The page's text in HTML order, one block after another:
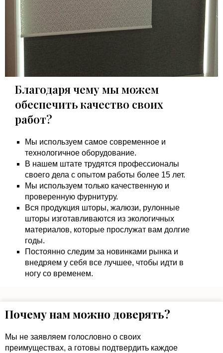
Благодаря чему мы можем
обеспечить качество своих
работ?
Мы используем самое современное и
технологичное оборудование.
В нашем штате трудятся профессионалы
своего дела с опытом работы более 15 лет.
Мы используем только качественную и
проверенную фурнитуру.
Вся продукция шторы, жалюзи, рулонные
шторы изготавливаются из экологичных
материалов, которые прослужат вам долгие
годы.
Постоянно следим за новинками рынка и
внедряем у себя все лучшее, чтобы идти в
ногу со временем.
Почему нам можно доверять?
Мы не заявляем голословно о своих
преимуществах, а готовы подтвердить каждое